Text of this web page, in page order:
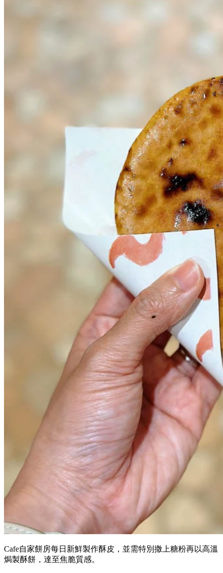
Cafe自家餅房每日新鮮製作酥皮，並需特別撒上糖粉再以高溫
焗製酥餅，達至焦脆質感。